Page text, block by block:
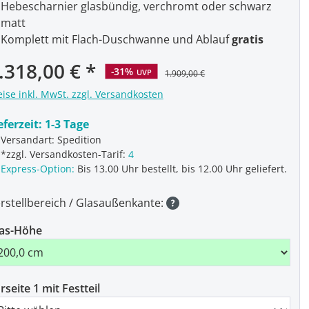
€ -31% UVP 1.909,00 €
inkl. MwSt. zzgl. Versandkosten
1-3 Tage
Versandart: Spedition
*zzgl. Versandkosten-Tarif:4
Express-Option: Bis 13.00 Uhr bestellt, bis 12.00 Uhr geliefert.
Hebescharnier glasbündig, verchromt oder schwarz
matt
Komplett mit Flach-Duschwanne und Ablaufgratis
/ Glasaußenkante:
Höhe
1 mit Festteil